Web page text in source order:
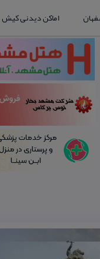
اماکن دیدنی کیش